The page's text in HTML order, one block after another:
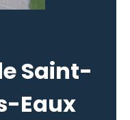
Saint-
Eaux